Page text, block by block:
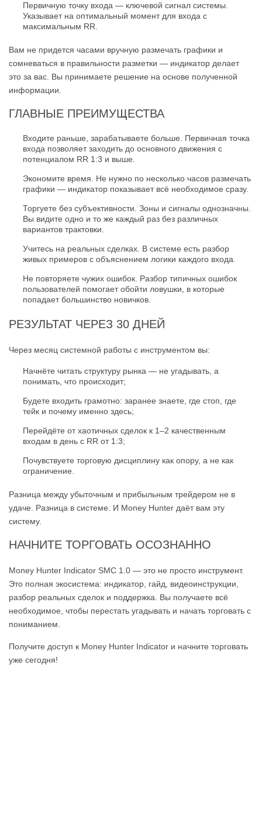
Первичную точку входа — ключевой сигнал системы.
Указывает на оптимальный момент для входа с
максимальным RR.
Вам не придется часами вручную размечать графики и
сомневаться в правильности разметки — индикатор делает
это за вас. Вы принимаете решение на основе полученной
информации.
ГЛАВНЫЕ ПРЕИМУЩЕСТВА
Входите раньше, зарабатываете больше. Первичная точка
входа позволяет заходить до основного движения с
потенциалом RR 1:3 и выше.
Экономите время. Не нужно по несколько часов размечать
графики — индикатор показывает всё необходимое сразу.
Торгуете без субъективности. Зоны и сигналы однозначны.
Вы видите одно и то же каждый раз без различных
вариантов трактовки.
Учитесь на реальных сделках. В системе есть разбор
живых примеров с объяснением логики каждого входа.
Не повторяете чужих ошибок. Разбор типичных ошибок
пользователей помогает обойти ловушки, в которые
попадает большинство новичков.
РЕЗУЛЬТАТ ЧЕРЕЗ 30 ДНЕЙ
Через месяц системной работы с инструментом вы:
Начнёте читать структуру рынка — не угадывать, а
понимать, что происходит;
Будете входить грамотно: заранее знаете, где стоп, где
тейк и почему именно здесь;
Перейдёте от хаотичных сделок к 1–2 качественным
входам в день с RR от 1:3;
Почувствуете торговую дисциплину как опору, а не как
ограничение.
Разница между убыточным и прибыльным трейдером не в
удаче. Разница в системе. И Money Hunter даёт вам эту
систему.
НАЧНИТЕ ТОРГОВАТЬ ОСОЗНАННО
Money Hunter Indicator SMC 1.0 — это не просто инструмент.
Это полная экосистема: индикатор, гайд, видеоинструкции,
разбор реальных сделок и поддержка. Вы получаете всё
необходимое, чтобы перестать угадывать и начать торговать с
пониманием.
Получите доступ к Money Hunter Indicator и начните торговать
уже сегодня!